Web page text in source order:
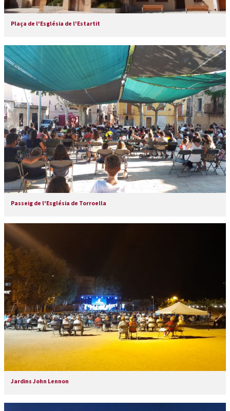
Plaça de l'Església de l'Estartit
Passeig de l'Església de Torroella
Jardins John Lennon